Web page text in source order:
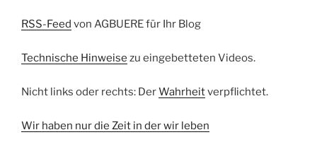
RSS-Feed von AGBUERE für Ihr Blog
Technische Hinweise zu eingebetteten Videos.
Nicht links oder rechts: DerWahrheitverpflichtet.
Wir haben nur die Zeit in der wir leben